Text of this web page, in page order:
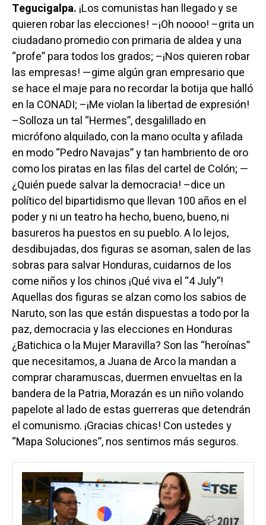
Tegucigalpa. ¡Los comunistas han llegado y se
quieren robar las elecciones! –¡Oh noooo! –grita un
ciudadano promedio con primaria de aldea y una
“profe” para todos los grados; –¡Nos quieren robar
las empresas! —gime algún gran empresario que
se hace el maje para no recordar la botija que halló
en la CONADI; –¡Me violan la libertad de expresión!
–Solloza un tal “Hermes”, desgalillado en
micrófono alquilado, con la mano oculta y afilada
en modo “Pedro Navajas” y tan hambriento de oro
como los piratas en las filas del cartel de Colón; —
¿Quién puede salvar la democracia! –dice un
político del bipartidismo que llevan 100 años en el
poder y ni un teatro ha hecho, bueno, bueno, ni
basureros ha puestos en su pueblo. A lo lejos,
desdibujadas, dos figuras se asoman, salen de las
sobras para salvar Honduras, cuidarnos de los
come niños y los chinos ¡Qué viva el “4 July”!
Aquellas dos figuras se alzan como los sabios de
Naruto, son las que están dispuestas a todo por la
paz, democracia y las elecciones en Honduras
¿Batichica o la Mujer Maravilla? Son las “heroínas”
que necesitamos, a Juana de Arco la mandan a
comprar charamuscas, duermen envueltas en la
bandera de la Patria, Morazán es un niño volando
papelote al lado de estas guerreras que detendrán
el comunismo. ¡Gracias chicas! Con ustedes y
“Mapa Soluciones”, nos sentimos más seguros.